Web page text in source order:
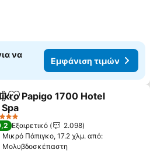
να
Εμφάνιση τιμών
Προσθήκη στα αγαπημένα
Papigo 1700 Hotel
Spa
Εξαιρετικό
2.098
Μικρό Πάπιγκο, 17.2 χλμ. από:
Μολυβδοσκέπαστη